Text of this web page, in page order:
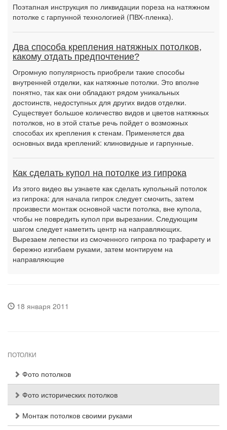
Поэтапная инструкция по ликвидации пореза на натяжном
потолке с гарпунной технологией (ПВХ-пленка).
Два способа крепления натяжных потолков,
какому отдать предпочтение?
Огромную популярность приобрели такие способы
внутренней отделки, как натяжные потолки. Это вполне
понятно, так как они обладают рядом уникальных
достоинств, недоступных для других видов отделки.
Существует большое количество видов и цветов натяжных
потолков, но в этой статье речь пойдет о возможных
способах их крепления к стенам. Применяется два
основных вида креплений: клиновидные и гарпунные.
Как сделать купол на потолке из гипрока
Из этого видео вы узнаете как сделать купольный потолок
из гипрока: для начала гипрок следует смочить, затем
произвести монтаж основной части потолка, вне купола,
чтобы не повредить купол при вырезании. Следующим
шагом следует наметить центр на направляющих.
Вырезаем лепестки из смоченного гипрока по трафарету и
бережно изгибаем руками, затем монтируем на
направляющие
18 января 2011
ПОТОЛКИ
Фото потолков
Фото исторических потолков
Монтаж потолков своими руками